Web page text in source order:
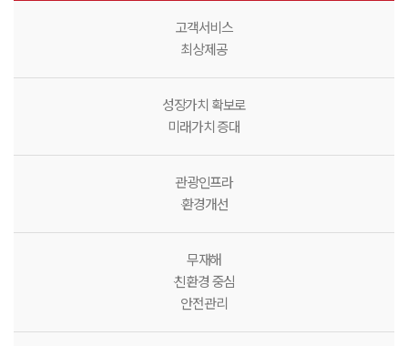
고객서비스
최상제공
성장가치 확보로
미래가치 증대
관광인프라
·환경개선
무재해
·친환경 중심
안전관리